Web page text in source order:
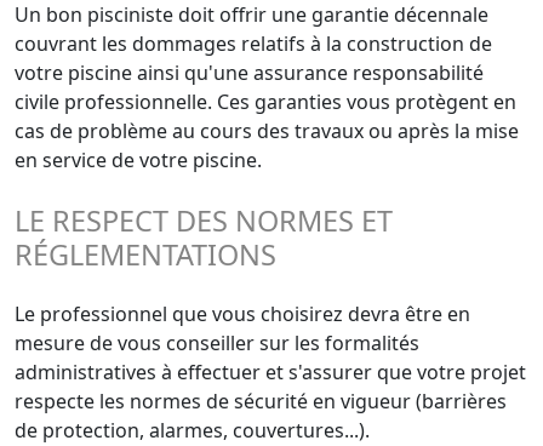
Un bon pisciniste doit offrir une garantie décennale
couvrant les dommages relatifs à la construction de
votre piscine ainsi qu'une assurance responsabilité
civile professionnelle. Ces garanties vous protègent en
cas de problème au cours des travaux ou après la mise
en service de votre piscine.
LE RESPECT DES NORMES ET
RÉGLEMENTATIONS
Le professionnel que vous choisirez devra être en
mesure de vous conseiller sur les formalités
administratives à effectuer et s'assurer que votre projet
respecte les normes de sécurité en vigueur (barrières
de protection, alarmes, couvertures...).